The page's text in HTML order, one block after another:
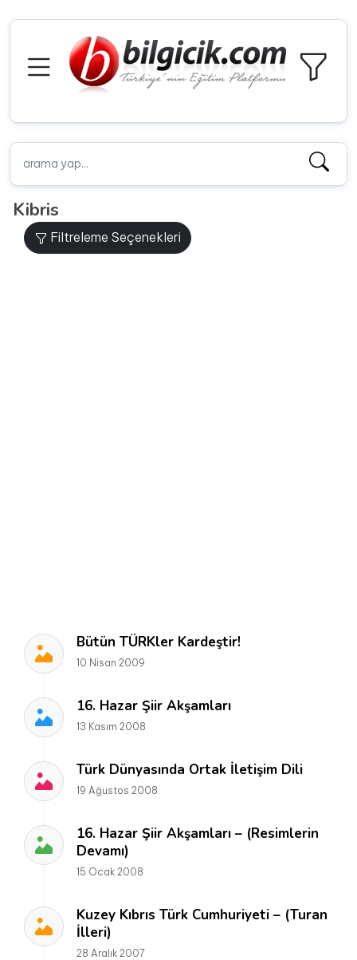
Kibris
Filtreleme Seçenekleri
Bütün TÜRKler Kardeştir!
10 Nisan 2009
16. Hazar Şiir Akşamları
13 Kasım 2008
Türk Dünyasında Ortak İletişim Dili
19 Ağustos 2008
16. Hazar Şiir Akşamları – (Resimlerin
Devamı)
15 Ocak 2008
Kuzey Kıbrıs Türk Cumhuriyeti – (Turan
İlleri)
28 Aralık 2007